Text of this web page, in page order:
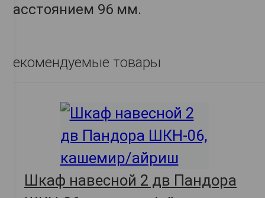
расстоянием 96 мм.
Рекомендуемые товары
Шкаф навесной 2 дв Пандора